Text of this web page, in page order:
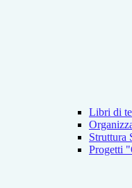
Libri di
Struttura
Progetti